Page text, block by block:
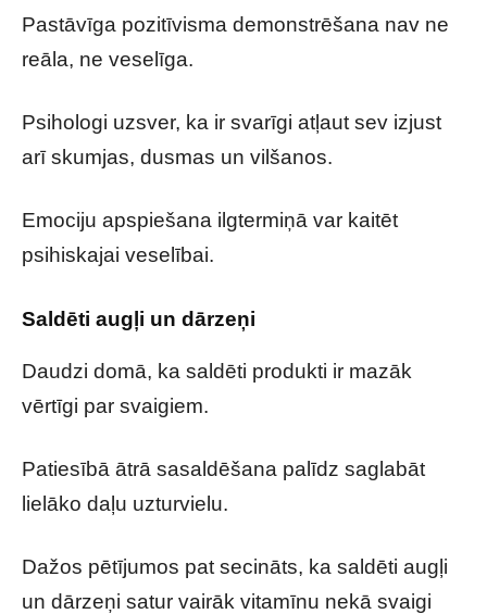
Pastāvīga pozitīvisma demonstrēšana nav ne
reāla, ne veselīga.
Psihologi uzsver, ka ir svarīgi atļaut sev izjust
arī skumjas, dusmas un vilšanos.
Emociju apspiešana ilgtermiņā var kaitēt
psihiskajai veselībai.
Saldēti augļi un dārzeņi
Daudzi domā, ka saldēti produkti ir mazāk
vērtīgi par svaigiem.
Patiesībā ātrā sasaldēšana palīdz saglabāt
lielāko daļu uzturvielu.
Dažos pētījumos pat secināts, ka saldēti augļi
un dārzeņi satur vairāk vitamīnu nekā svaigi